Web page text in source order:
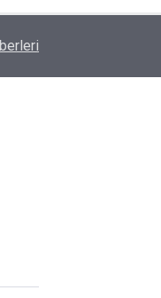
Güvenlik Görevlileri